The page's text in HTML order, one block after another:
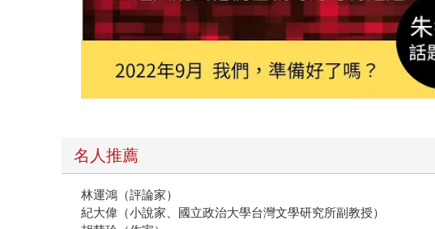
名人推薦
林運鴻（評論家）
紀大偉（小說家、國立政治大學台灣文學研究所副教授）